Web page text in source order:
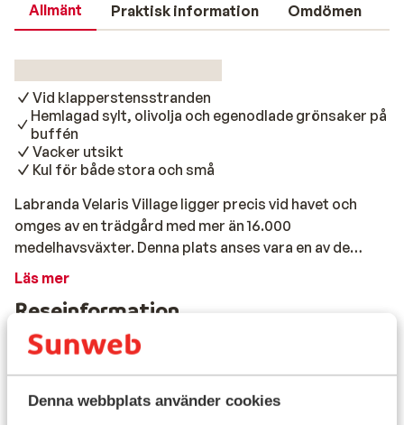
Denna webbplats använder cookies
Allmänt Praktisk information Omdömen
Vid klapperstensstranden
Hemlagad sylt, olivolja och egenodlade grönsaker på
buffén
Vacker utsikt
Kul för både stora och små
Labranda Velaris Village ligger precis vid havet och
omges av en trädgård med mer än 16.000
medelhavsväxter. Denna plats anses vara en av de
vackraste platserna på ön Brac. Under en promenad
den ljuvliga doften av lavendel. Här kan du koppla av
helt och hållet! Anläggningen erbjuder också flera
faciliteter för avkoppling och motion. Det finns t.ex. en
inbjudande pool med vacker utsikt över de många
växterna och träden. Det finns också ett gym och du
Läs mer
Reseinformation
Måltider
Flygresan